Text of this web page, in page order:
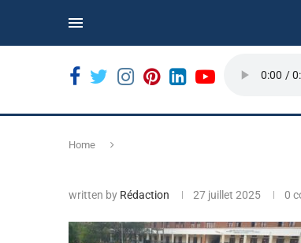
BUKAVU : LE REFUS DES BILLETS USÉS
Home
written by Rédaction 27 juillet 2025 0